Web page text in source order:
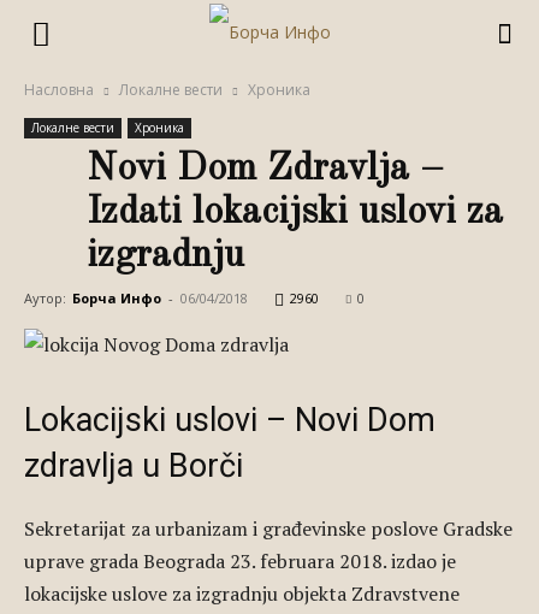
Насловна Локалне вести Хроника
Локалне вести Хроника
Novi Dom Zdravlja –
Izdati lokacijski uslovi za
izgradnju
Аутор: Борча Инфо - 06/04/2018 2960 0
Lokacijski uslovi – Novi Dom
zdravlja u Borči
Sekretarijat za urbanizam i građevinske poslove Gradske
uprave grada Beograda 23. februara 2018. izdao je
lokacijske uslove za izgradnju objekta Zdravstvene